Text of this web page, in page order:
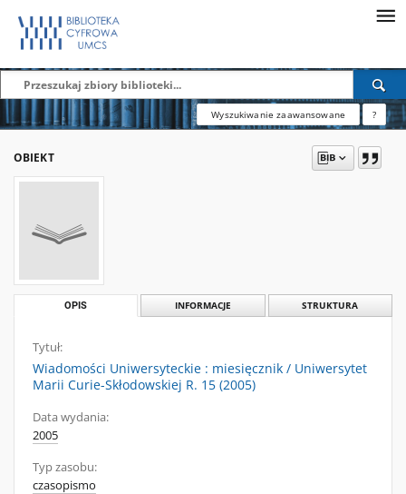
Wyszukiwanie zaawansowane ?
OBIEKT
OPIS INFORMACJE STRUKTURA
Tytuł:
Wiadomości Uniwersyteckie : miesięcznik / Uniwersytet
Marii Curie-Skłodowskiej R. 15 (2005)
Data wydania:
2005
Typ zasobu:
czasopismo